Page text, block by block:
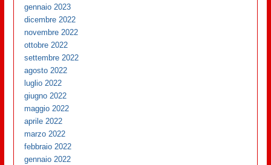
gennaio 2023
dicembre 2022
novembre 2022
ottobre 2022
settembre 2022
agosto 2022
luglio 2022
giugno 2022
maggio 2022
aprile 2022
marzo 2022
febbraio 2022
gennaio 2022